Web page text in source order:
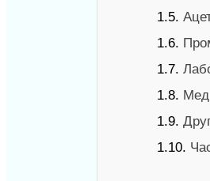
1.5.
1.6.
1.7.
1.8.
1.9.
1.10.